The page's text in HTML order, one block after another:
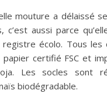
mouture a délaissé
c’est aussi parce
registre écolo. Tous les
certifié FSC et
Les socles sont
biodégradable.